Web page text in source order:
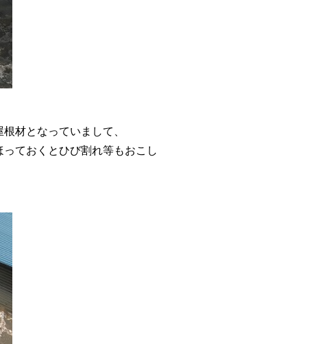
材となっていまして、
ておくとひび割れ等もおこし